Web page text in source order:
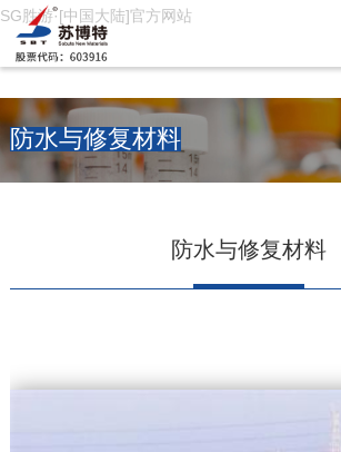
SG胜游·[中国大陆]官方网站
防水与修复材料
防水与修复材料